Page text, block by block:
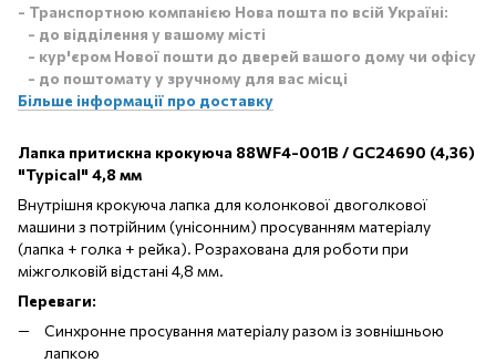
- Транспортною компанією Нова пошта по всій Україні:
- до відділення у вашому місті
- кур'єром Нової пошти до дверей вашого дому чи офісу
- до поштомату у зручному для вас місці
Більше інформації про доставку
Лапка притискна крокуюча 88WF4-001B / GC24690 (4,36)
"Typical" 4,8 мм
Внутрішня крокуюча лапка для колонкової двоголкової
машини з потрійним (унісонним) просуванням матеріалу
(лапка + голка + рейка). Розрахована для роботи при
міжголковій відстані 4,8 мм.
Переваги:
Синхронне просування матеріалу разом із зовнішньою
лапкою